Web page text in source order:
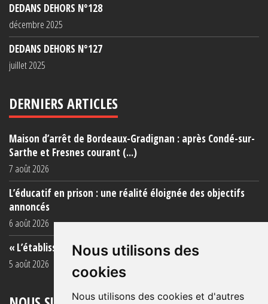
Nous utilisons des
cookies
Nous utilisons des cookies et d'autres
DEDANS DEHORS N°128
décembre 2025
DEDANS DEHORS N°127
juillet 2025
DERNIERS ARTICLES
Maison d’arrêt de Bordeaux-Gradignan : après Condé-sur-
Sarthe et Fresnes courant (...)
7 août 2026
L’éducatif en prison : une réalité éloignée des objectifs
annoncés
6 août 2026
« L’établissement est une porcherie totale »
5 août 2026